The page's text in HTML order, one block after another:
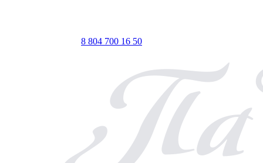
8 804 700 16 50